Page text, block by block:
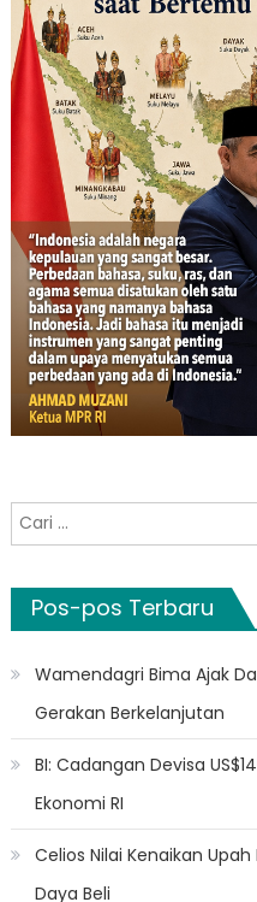
Cari
untuk:
Pos-pos Terbaru
Wamendagri Bima Ajak
Gerakan Berkelanjutan
BI: Cadangan Devisa
Ekonomi RI
Celios Nilai Kenaikan
Daya Beli